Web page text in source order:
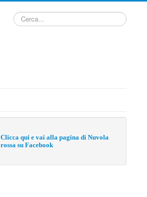
Cerca...
Clicca qui e vai alla pagina di Nuvola
rossa su Facebook